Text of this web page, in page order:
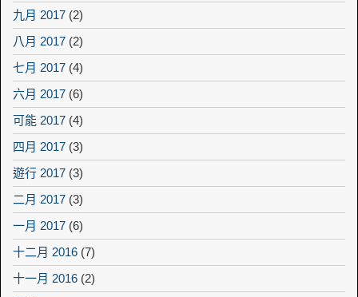
九月 2017 (2)
八月 2017 (2)
七月 2017 (4)
六月 2017 (6)
可能 2017 (4)
四月 2017 (3)
遊行 2017 (3)
二月 2017 (3)
一月 2017 (6)
十二月 2016 (7)
十一月 2016 (2)